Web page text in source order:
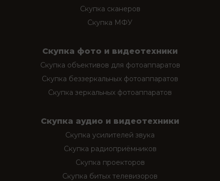
Скупка сканеров
Скупка МФУ
Скупка фото и видеотехники
Скупка объективов для фотоаппаратов
Скупка беззеркальных фотоаппаратов
Скупка зеркальных фотоаппаратов
Скупка аудио и видеотехники
Скупка усилителей звука
Скупка радиоприёмников
Скупка проекторов
Скупка битых телевизоров